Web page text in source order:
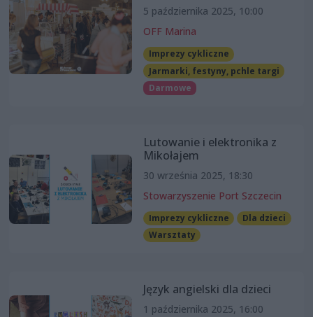
5 października 2025, 10:00
OFF Marina
Imprezy cykliczne
Jarmarki, festyny, pchle targi
Darmowe
Lutowanie i elektronika z
Mikołajem
30 września 2025, 18:30
Stowarzyszenie Port Szczecin
Imprezy cykliczne
Dla dzieci
Warsztaty
Język angielski dla dzieci
1 października 2025, 16:00